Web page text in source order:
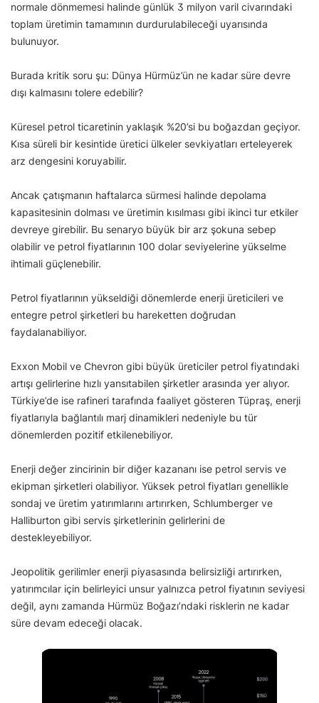
normale dönmemesi halinde günlük 3 milyon varil civarındaki
toplam üretimin tamamının durdurulabileceği uyarısında
bulunuyor.
Burada kritik soru şu: Dünya Hürmüz’ün ne kadar süre devre
dışı kalmasını tolere edebilir?
Küresel petrol ticaretinin yaklaşık %20’si bu boğazdan geçiyor.
Kısa süreli bir kesintide üretici ülkeler sevkiyatları erteleyerek
arz dengesini koruyabilir.
Ancak çatışmanın haftalarca sürmesi halinde depolama
kapasitesinin dolması ve üretimin kısılması gibi ikinci tur etkiler
devreye girebilir. Bu senaryo büyük bir arz şokuna sebep
olabilir ve petrol fiyatlarının 100 dolar seviyelerine yükselme
ihtimali güçlenebilir.
Petrol fiyatlarının yükseldiği dönemlerde enerji üreticileri ve
entegre petrol şirketleri bu hareketten doğrudan
faydalanabiliyor.
Exxon Mobil ve Chevron gibi büyük üreticiler petrol fiyatındaki
artışı gelirlerine hızlı yansıtabilen şirketler arasında yer alıyor.
Türkiye’de ise rafineri tarafında faaliyet gösteren Tüpraş, enerji
fiyatlarıyla bağlantılı marj dinamikleri nedeniyle bu tür
dönemlerden pozitif etkilenebiliyor.
Enerji değer zincirinin bir diğer kazananı ise petrol servis ve
ekipman şirketleri olabiliyor. Yüksek petrol fiyatları genellikle
sondaj ve üretim yatırımlarını artırırken, Schlumberger ve
Halliburton gibi servis şirketlerinin gelirlerini de
destekleyebiliyor.
Jeopolitik gerilimler enerji piyasasında belirsizliği artırırken,
yatırımcılar için belirleyici unsur yalnızca petrol fiyatının seviyesi
değil, aynı zamanda Hürmüz Boğazı’ndaki risklerin ne kadar
süre devam edeceği olacak.